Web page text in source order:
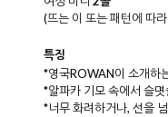
(뜨는 이 또는 패턴에 따
특징
*영국ROWAN이 소개하
*알파카 기모 속에서 슬
*너무 화려하거나, 선을